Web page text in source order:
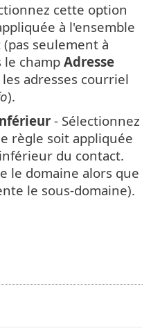
cette option
à l'ensemble
seulement à
le champ Adresse
adresses courriel
).
- Sélectionnez
règle soit appliquée
du contact.
le domaine alors que
le sous-domaine).